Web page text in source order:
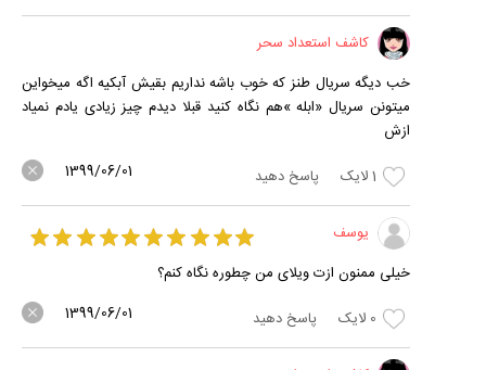
کاشف استعداد سحر
خب دیگه سریال طنز که خوب باشه نداریم بقیش آبکیه اگه میخواین
میتونن سریال «ابله »هم نگاه کنید قبلا دیدم چیز زیادی یادم نمیاد
ازش
1لایک پاسخ دهید 1399/06/01
یوسف
خیلی ممنون ازت ویلای من چطوره نگاه کنم؟
0 لایک پاسخ دهید 1399/06/01